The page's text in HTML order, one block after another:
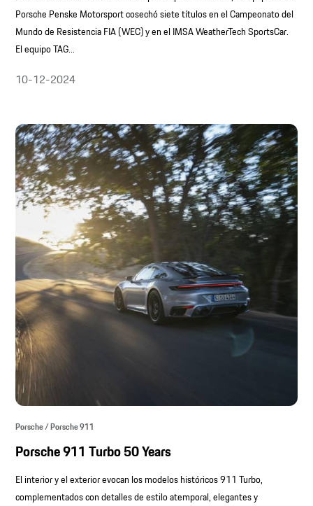
Porsche Penske Motorsport cosechó siete títulos en el Campeonato del
Mundo de Resistencia FIA (WEC) y en el IMSA WeatherTech SportsCar.
El equipo TAG...
10-12-2024
Porsche / Porsche 911
Porsche 911 Turbo 50 Years
El interior y el exterior evocan los modelos históricos 911 Turbo,
complementados con detalles de estilo atemporal, elegantes y